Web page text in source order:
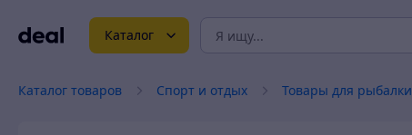
Каталог
Каталог товаров Спорт и отдых Товары для рыбалки